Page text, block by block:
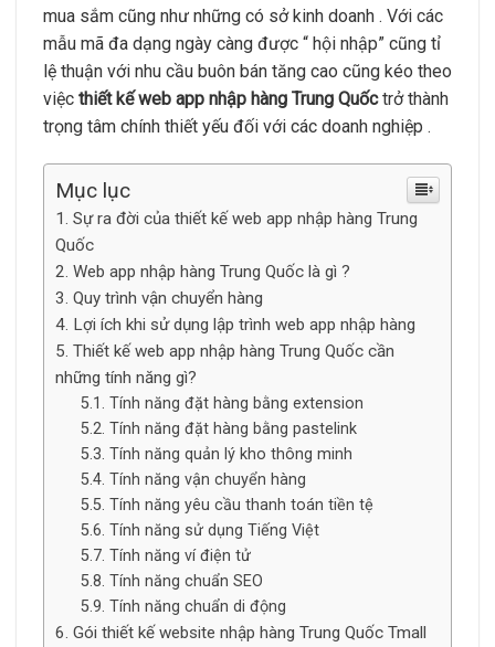
mua sắm cũng như những có sở kinh doanh . Với các
mẫu mã đa dạng ngày càng được “ hội nhập” cũng tỉ
lệ thuận với nhu cầu buôn bán tăng cao cũng kéo theo
việc thiết kế web app nhập hàng Trung Quốctrở thành
trọng tâm chính thiết yếu đối với các doanh nghiệp .
Mục lục
Sự ra đời của thiết kế web app nhập hàng Trung
Quốc
Web app nhập hàng Trung Quốc là gì ?
Quy trình vận chuyển hàng
Lợi ích khi sử dụng lập trình web app nhập hàng
Thiết kế web app nhập hàng Trung Quốc cần
những tính năng gì?
Tính năng đặt hàng bằng extension
Tính năng đặt hàng bằng pastelink
Tính năng quản lý kho thông minh
Tính năng vận chuyển hàng
Tính năng yêu cầu thanh toán tiền tệ
Tính năng sử dụng Tiếng Việt
Tính năng ví điện tử
Tính năng chuẩn SEO
Tính năng chuẩn di động
Gói thiết kế website nhập hàng Trung Quốc Tmall